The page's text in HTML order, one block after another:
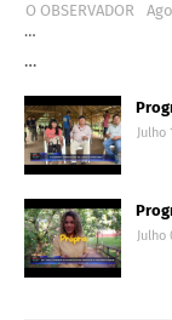
O OBSERVADOR
…
…
Julho